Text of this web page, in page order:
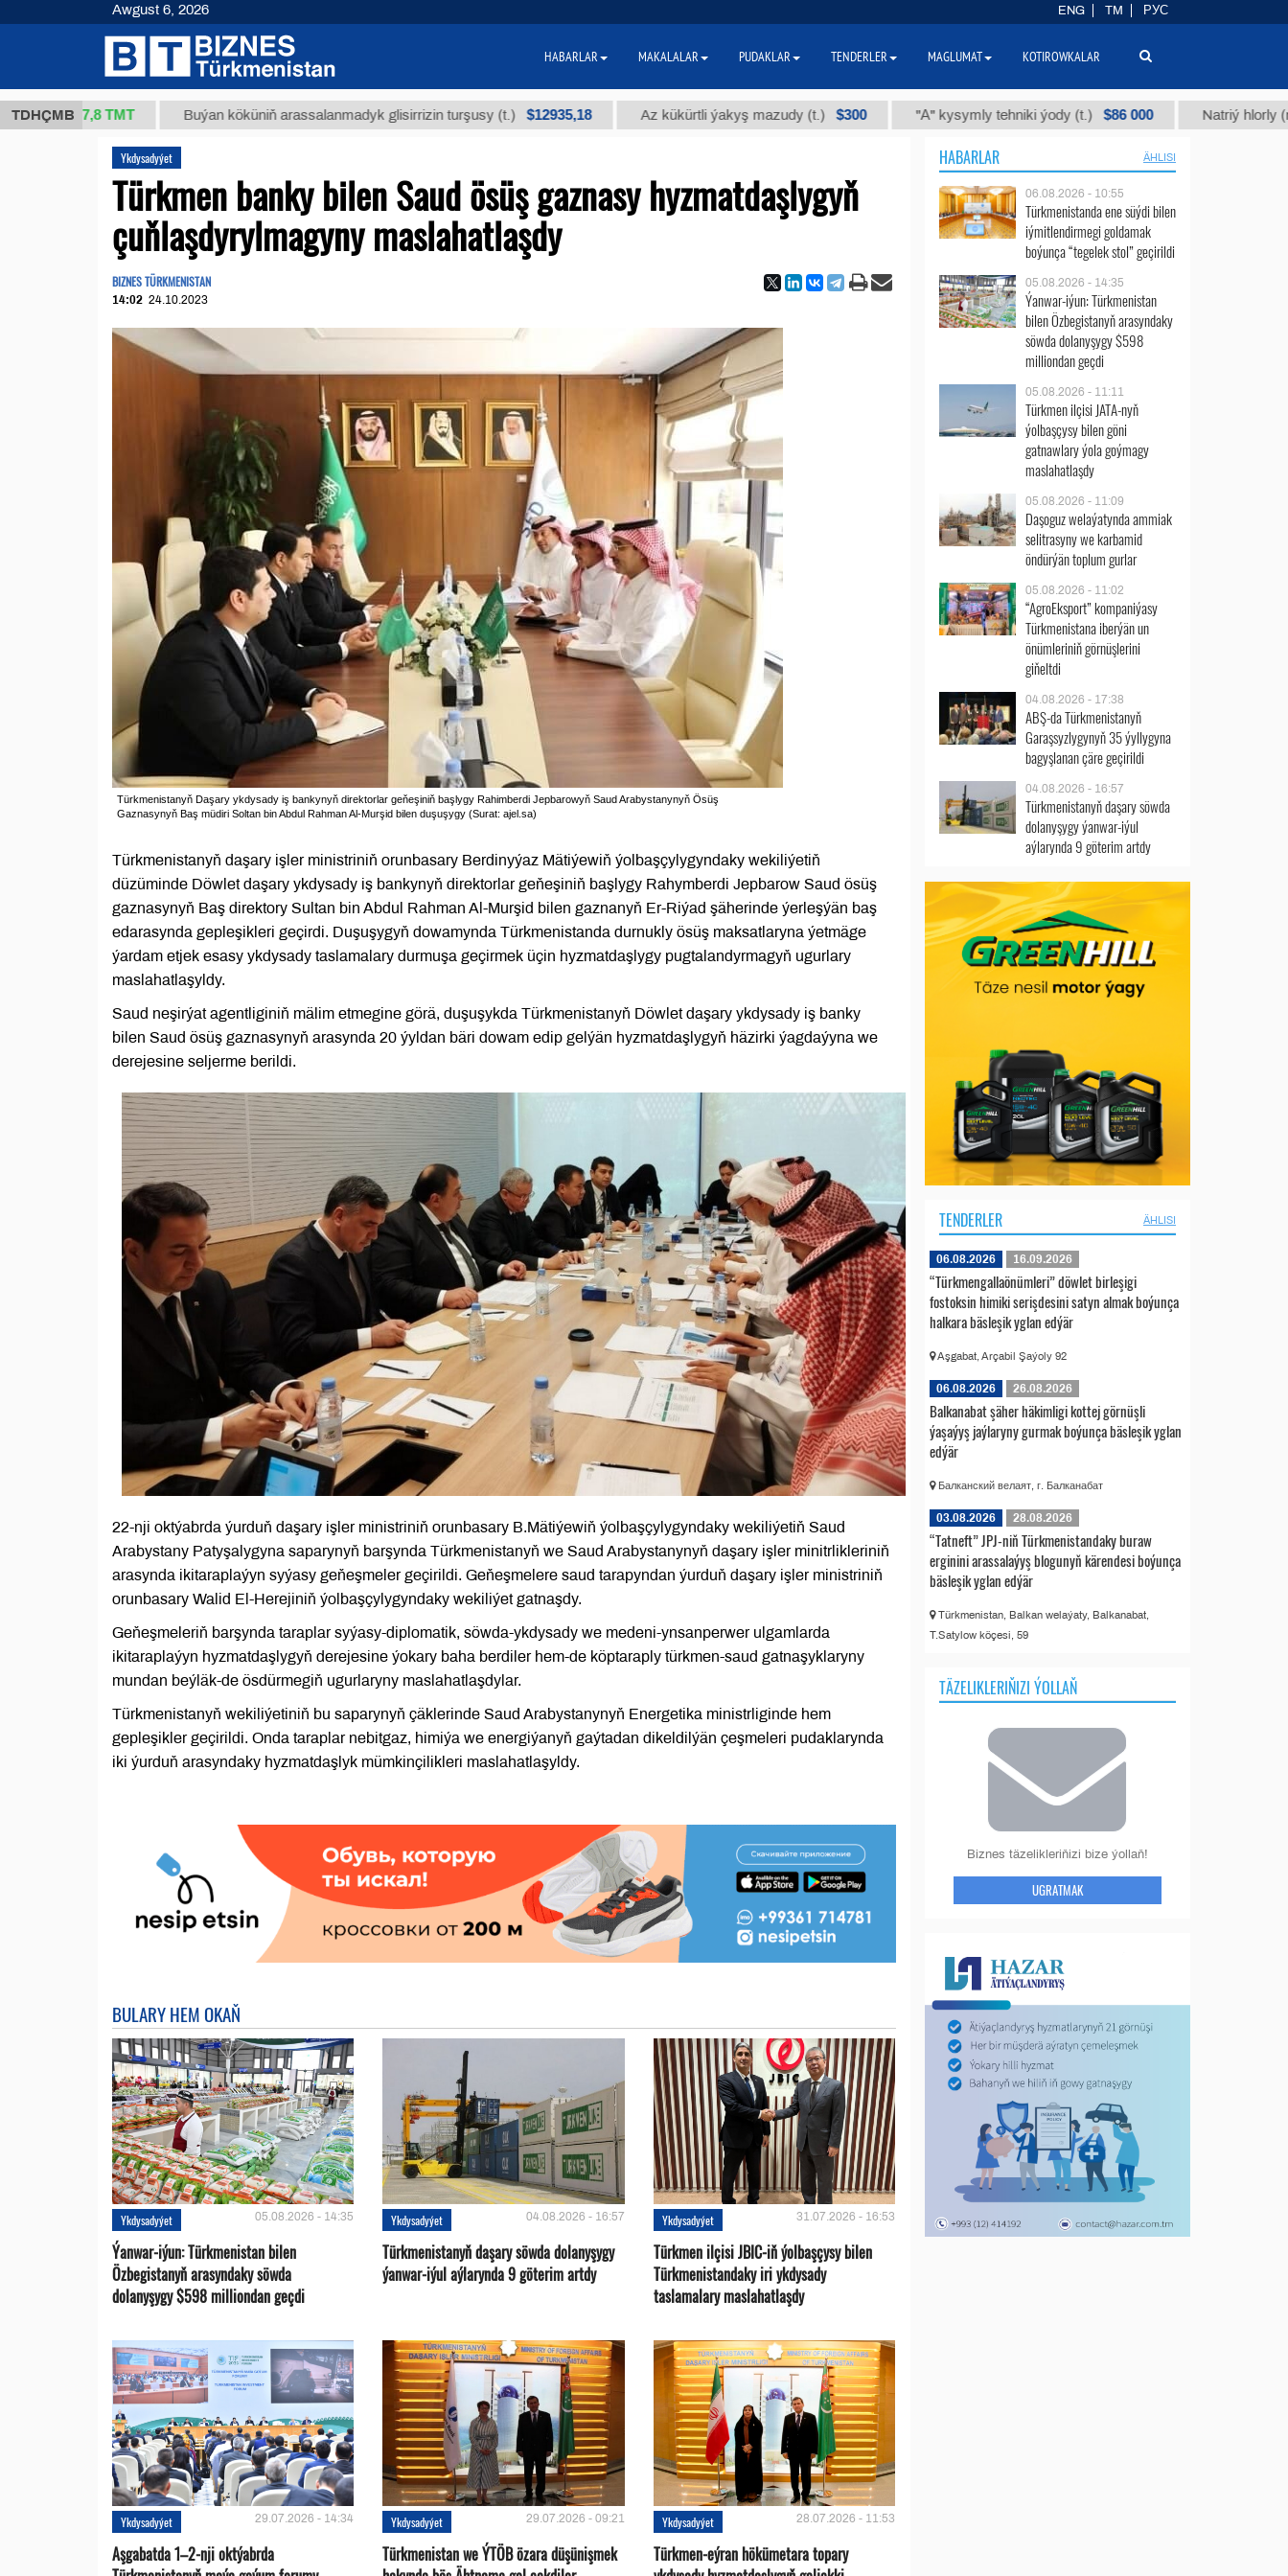
TDHÇMB
37,8 ТМТ Buýan köküniň arassalanmadyk glisirrizin turşusy (t.) $12935,18 Az kükürtli ýakyş mazudy (t.) $300 "А" kysymly tehniki ýody (t.) $86 000 Natriý hlorly (nahar
Ykdysadyýet
Türkmen banky bilen Saud ösüş gaznasy hyzmatdaşlygyň
çuňlaşdyrylmagyny maslahatlaşdy
BIZNES TÜRKMENISTAN
14:02 24.10.2023
Türkmenistanyň Daşary ykdysady iş bankynyň direktorlar geňeşiniň başlygy Rahimberdi Jepbarowyň Saud Arabystanynyň Ösüş
Gaznasynyň Baş müdiri Soltan bin Abdul Rahman Al-Murşid bilen duşuşygy (Surat: ajel.sa)
Türkmenistanyň daşary işler ministriniň orunbasary Berdinyýaz Mätiýewiň ýolbaşçylygyndaky wekiliýetiň
düzüminde Döwlet daşary ykdysady iş bankynyň direktorlar geňeşiniň başlygy Rahymberdi Jepbarow Saud ösüş
gaznasynyň Baş direktory Sultan bin Abdul Rahman Al-Murşid bilen gaznanyň Er-Riýad şäherinde ýerleşýän baş
edarasynda gepleşikleri geçirdi. Duşuşygyň dowamynda Türkmenistanda durnukly ösüş maksatlaryna ýetmäge
ýardam etjek esasy ykdysady taslamalary durmuşa geçirmek üçin hyzmatdaşlygy pugtalandyrmagyň ugurlary
maslahatlaşyldy.
Saud neşirýat agentliginiň mälim etmegine görä, duşuşykda Türkmenistanyň Döwlet daşary ykdysady iş banky
bilen Saud ösüş gaznasynyň arasynda 20 ýyldan bäri dowam edip gelýän hyzmatdaşlygyň häzirki ýagdaýyna we
derejesine seljerme berildi.
22-nji oktýabrda ýurduň daşary işler ministriniň orunbasary B.Mätiýewiň ýolbaşçylygyndaky wekiliýetiň Saud
Arabystany Patyşalygyna saparynyň barşynda Türkmenistanyň we Saud Arabystanynyň daşary işler minitrlikleriniň
arasynda ikitaraplaýyn syýasy geňeşmeler geçirildi. Geňeşmelere saud tarapyndan ýurduň daşary işler ministriniň
orunbasary Walid El-Herejiniň ýolbaşçylygyndaky wekiliýet gatnaşdy.
Geňeşmeleriň barşynda taraplar syýasy-diplomatik, söwda-ykdysady we medeni-ynsanperwer ulgamlarda
ikitaraplaýyn hyzmatdaşlygyň derejesine ýokary baha berdiler hem-de köptaraply türkmen-saud gatnaşyklaryny
mundan beýläk-de ösdürmegiň ugurlaryny maslahatlaşdylar.
Türkmenistanyň wekiliýetiniň bu saparynyň çäklerinde Saud Arabystanynyň Energetika ministrliginde hem
gepleşikler geçirildi. Onda taraplar nebitgaz, himiýa we energiýanyň gaýtadan dikeldilýän çeşmeleri pudaklarynda
iki ýurduň arasyndaky hyzmatdaşlyk mümkinçilikleri maslahatlaşyldy.
BULARY HEM OKAŇ
Ykdysadyýet 05.08.2026 - 14:35
Ýanwar-iýun: Türkmenistan bilen
Özbegistanyň arasyndaky söwda
dolanyşygy $598 milliondan geçdi
Ykdysadyýet 04.08.2026 - 16:57
Türkmenistanyň daşary söwda dolanyşygy
ýanwar-iýul aýlarynda 9 göterim artdy
Ykdysadyýet 31.07.2026 - 16:53
Türkmen ilçisi JBIC-iň ýolbaşçysy bilen
Türkmenistandaky iri ykdysady
taslamalary maslahatlaşdy
Ykdysadyýet 29.07.2026 - 14:34
Aşgabatda 1–2-nji oktýabrda
Ykdysadyýet 29.07.2026 - 09:21
Türkmenistan we ÝTÖB özara düşünişmek
Ykdysadyýet 28.07.2026 - 11:53
Türkmen-eýran hökümetara topary
HABARLAR ÄHLISI
06.08.2026 - 10:55
Türkmenistanda ene süýdi bilen
iýmitlendirmegi goldamak
boýunça “tegelek stol” geçirildi
05.08.2026 - 14:35
Ýanwar-iýun: Türkmenistan
bilen Özbegistanyň arasyndaky
söwda dolanyşygy $598
milliondan geçdi
05.08.2026 - 11:11
Türkmen ilçisi JATA-nyň
ýolbaşçysy bilen göni
gatnawlary ýola goýmagy
maslahatlaşdy
05.08.2026 - 11:09
Daşoguz welaýatynda ammiak
selitrasyny we karbamid
öndürýän toplum gurlar
05.08.2026 - 11:02
“AgroEksport” kompaniýasy
Türkmenistana iberýän un
önümleriniň görnüşlerini
giňeltdi
04.08.2026 - 17:38
ABŞ-da Türkmenistanyň
Garaşsyzlygynyň 35 ýyllygyna
bagyşlanan çäre geçirildi
04.08.2026 - 16:57
Türkmenistanyň daşary söwda
dolanyşygy ýanwar-iýul
aýlarynda 9 göterim artdy
TENDERLER ÄHLISI
06.08.2026 16.09.2026
“Türkmengallaönümleri” döwlet birleşigi
fostoksin himiki serişdesini satyn almak boýunça
halkara bäsleşik yglan edýär
Aşgabat, Arçabil Şaýoly 92
06.08.2026 26.08.2026
Balkanabat şäher häkimligi kottej görnüşli
ýaşaýyş jaýlaryny gurmak boýunça bäsleşik yglan
edýär
Балканский велаят, г. Балканабат
03.08.2026 28.08.2026
“Tatneft” JPJ-niň Türkmenistandaky buraw
erginini arassalaýyş blogunyň kärendesi boýunça
bäsleşik yglan edýär
Türkmenistan, Balkan welaýaty, Balkanabat,
T.Satylow köçesi, 59
TÄZELIKLERIŇIZI ÝOLLAŇ
Biznes täzelikleriňizi bize ýollaň!
UGRATMAK
Awgust 6, 2026 ENG TM РУС
HABARLAR MAKALALAR PUDAKLAR TENDERLER MAGLUMAT KOTIROWKALAR